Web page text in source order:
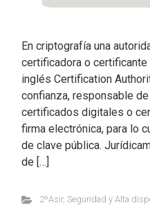
En criptografía una
certificadora o
inglés Certification
confianza, responsable
certificados digitales o
firma electrónica, para lo
de clave pública.
de […]
2ºAsir, Seguridad y Alta